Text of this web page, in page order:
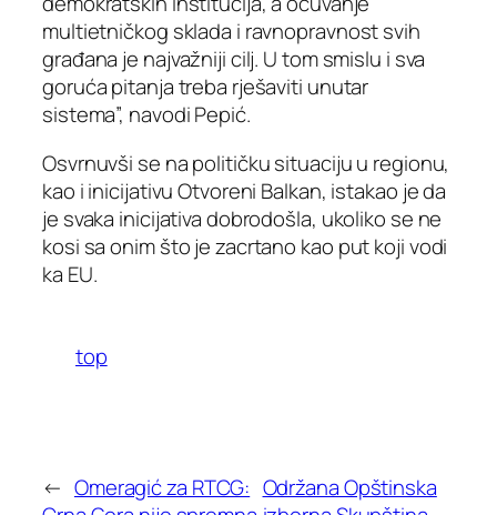
multietničkog sklada i ravnopravnost svih
građana je najvažniji cilj. U tom smislu i sva
goruća pitanja treba rješaviti unutar
sistema”, navodi Pepić.
Osvrnuvši se na političku situaciju u regionu,
kao i inicijativu Otvoreni Balkan, istakao je da
je svaka inicijativa dobrodošla, ukoliko se ne
kosi sa onim što je zacrtano kao put koji vodi
ka EU.
top
← Omeragić za RTCG: Održana Opštinska